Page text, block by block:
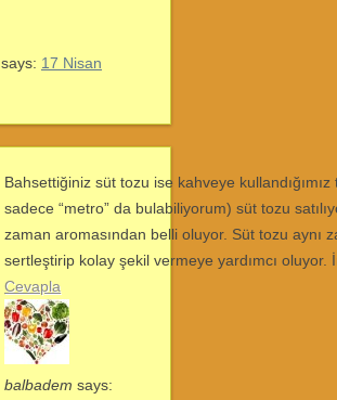
says: 17 Nisan
Bahsettiğiniz süt tozu ise kahveye
sadece “metro” da bulabiliyorum) süt tozu
zaman aromasından belli oluyor. Süt tozu aynı
sertleştirip kolay şekil vermeye yardımcı
Cevapla
balbadem says: